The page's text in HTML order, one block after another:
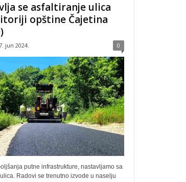
se asfaltiranje ulica
opštine Čajetina
jun 2024. 0
putne infrastrukture, nastavljamo sa
Radovi se trenutno izvode u naselju